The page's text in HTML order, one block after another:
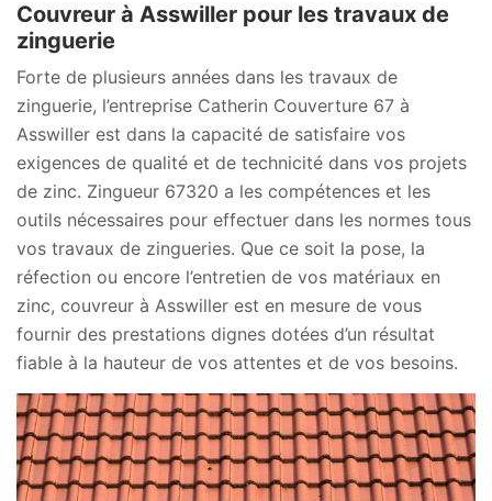
Couvreur à Asswiller pour les travaux de
zinguerie
Forte de plusieurs années dans les travaux de
zinguerie, l’entreprise Catherin Couverture 67 à
Asswiller est dans la capacité de satisfaire vos
exigences de qualité et de technicité dans vos projets
de zinc. Zingueur 67320 a les compétences et les
outils nécessaires pour effectuer dans les normes tous
vos travaux de zingueries. Que ce soit la pose, la
réfection ou encore l’entretien de vos matériaux en
zinc, couvreur à Asswiller est en mesure de vous
fournir des prestations dignes dotées d’un résultat
fiable à la hauteur de vos attentes et de vos besoins.